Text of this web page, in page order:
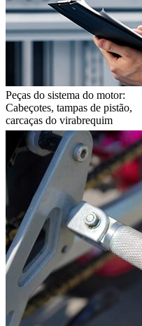
Peças do sistema do motor:
Cabeçotes, tampas de pistão,
carcaças do virabrequim